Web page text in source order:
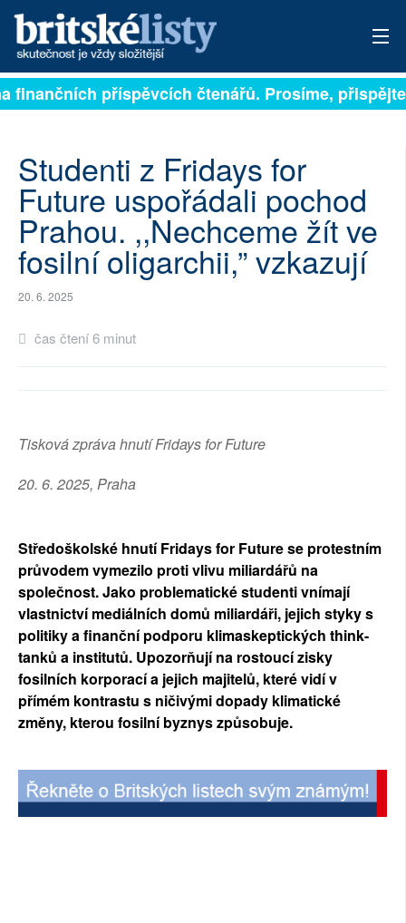
PŘIHLÁSIT
ARCHIV
ROZHOVORY
TÉMATA
NEJČTENĚJŠÍ ZA 7 DNÍ
AUTOŘI
příspěvcích čtenářů. Prosíme, přispějte.
Studenti z Fridays for
Future uspořádali pochod
Prahou. ,,Nechceme žít ve
fosilní oligarchii,” vzkazují
20. 6. 2025
čas čtení 6 minut
Tisková zpráva hnutí Fridays for Future
20. 6. 2025, Praha
Středoškolské hnutí Fridays for Future se protestním
průvodem vymezilo proti vlivu miliardářů na
společnost. Jako problematické studenti vnímají
vlastnictví mediálních domů miliardáři, jejich styky s
politiky a finanční podporu klimaskeptických think-
tanků a institutů. Upozorňují na rostoucí zisky
fosilních korporací a jejich majitelů, které vidí v
přímém kontrastu s ničivými dopady klimatické
změny, kterou fosilní byznys způsobuje.